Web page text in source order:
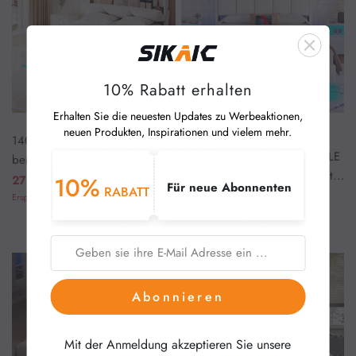
140x200 cm Großes Cremefar
benes Polsterbett mit Versteckt
em Stauraum
279,99 € 339,99 €
Ersparnis 60,00 € (17%)
Polsterbett Schwebebett mit LE
D-Beleuchtung Kopfteil Ladestat
ion und Stauraum Leinen Weiß
275,99 € 394,99 €
10% Rabatt erhalten
Erhalten Sie die neuesten Updates zu Werbeaktionen,
neuen Produkten, Inspirationen und vielem mehr.
10% RABATT Für neue Abonnenten
Abonnieren
Mit der Anmeldung akzeptieren Sie unsere